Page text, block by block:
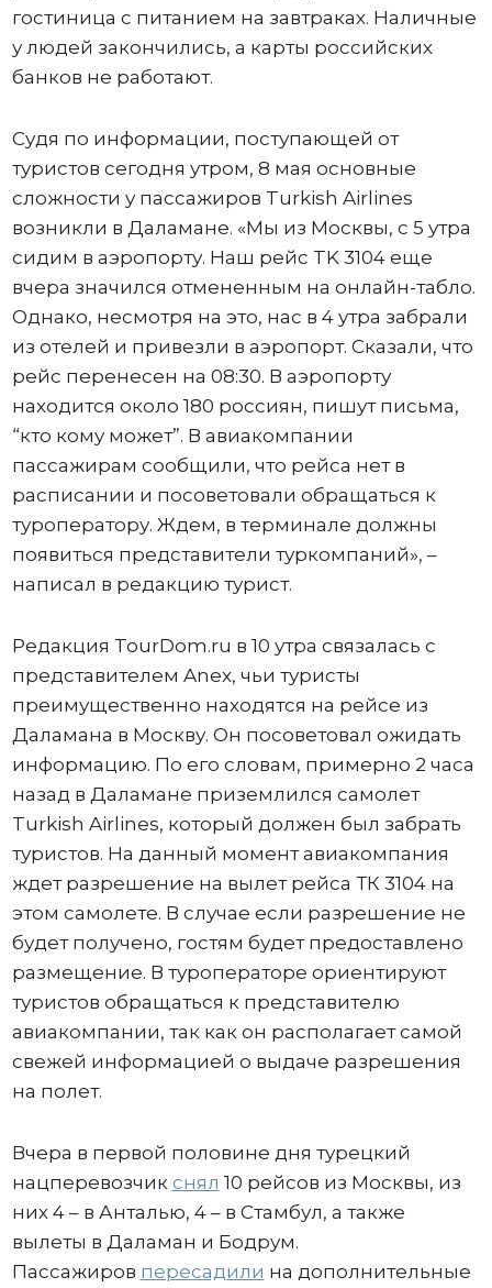
гостиница с питанием на завтраках. Наличные
у людей закончились, а карты российских
банков не работают.
Судя по информации, поступающей от
туристов сегодня утром, 8 мая основные
сложности у пассажиров Turkish Airlines
возникли в Даламане. «Мы из Москвы, с 5 утра
сидим в аэропорту. Наш рейс TK 3104 еще
вчера значился отмененным на онлайн-табло.
Однако, несмотря на это, нас в 4 утра забрали
из отелей и привезли в аэропорт. Сказали, что
рейс перенесен на 08:30. В аэропорту
находится около 180 россиян, пишут письма,
“кто кому может”. В авиакомпании
пассажирам сообщили, что рейса нет в
расписании и посоветовали обращаться к
туроператору. Ждем, в терминале должны
появиться представители туркомпаний», –
написал в редакцию турист.
Редакция TourDom.ru в 10 утра связалась с
представителем Anex, чьи туристы
преимущественно находятся на рейсе из
Даламана в Москву. Он посоветовал ожидать
информацию. По его словам, примерно 2 часа
назад в Даламане приземлился самолет
Turkish Airlines, который должен был забрать
туристов. На данный момент авиакомпания
ждет разрешение на вылет рейса ТК 3104 на
этом самолете. В случае если разрешение не
будет получено, гостям будет предоставлено
размещение. В туроператоре ориентируют
туристов обращаться к представителю
авиакомпании, так как он располагает самой
свежей информацией о выдаче разрешения
на полет.
Вчера в первой половине дня турецкий
нацперевозчик снял 10 рейсов из Москвы, из
них 4 – в Анталью, 4 – в Стамбул, а также
вылеты в Даламан и Бодрум.
Пассажиров пересадили на дополнительные